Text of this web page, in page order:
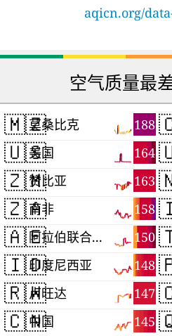
aqicn.org/
空气质量最
🇲🇿 188
莫桑比克
🇺🇸 164
美国
🇿🇲 163
赞比亚
🇿🇦 158
南非
🇦🇪 150
阿拉伯联合酋长国
🇮🇩 148
印度尼西亚
🇷🇼 147
卢旺达
🇨🇳 145
中国